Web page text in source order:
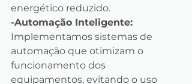
energético reduzido.
-Automação Inteligente:
Implementamos sistemas de
automação que otimizam o
funcionamento dos
equipamentos, evitando o uso